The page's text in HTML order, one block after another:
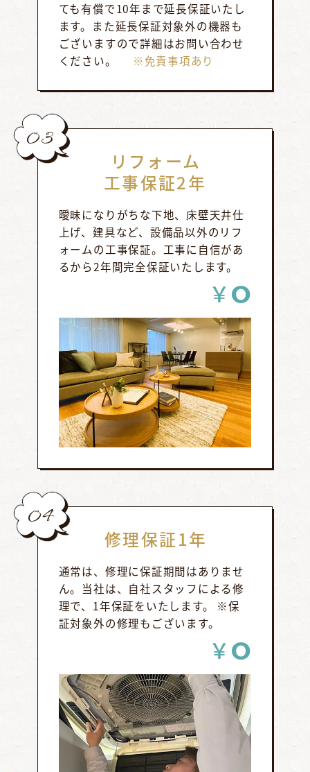
ても有償で10年まで延長保証いたし
ます。また延長保証対象外の機器も
ございますので詳細はお問い合わせ
ください。
※免責事項あり
03
リフォーム
工事保証2年
曖昧になりがちな下地、床壁天井仕
上げ、建具など、設備品以外のリフ
ォームの工事保証。工事に自信があ
るから2年間完全保証いたします。
￥0
04
修理保証1年
通常は、修理に保証期間はありませ
ん。当社は、自社スタッフによる修
理で、1年保証をいたします。 ※保
証対象外の修理もございます。
￥0